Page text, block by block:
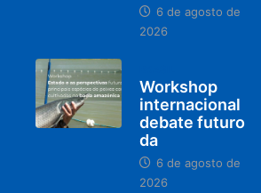
6 de agosto de
2026
Workshop
internacional
debate futuro
da
6 de agosto de
2026